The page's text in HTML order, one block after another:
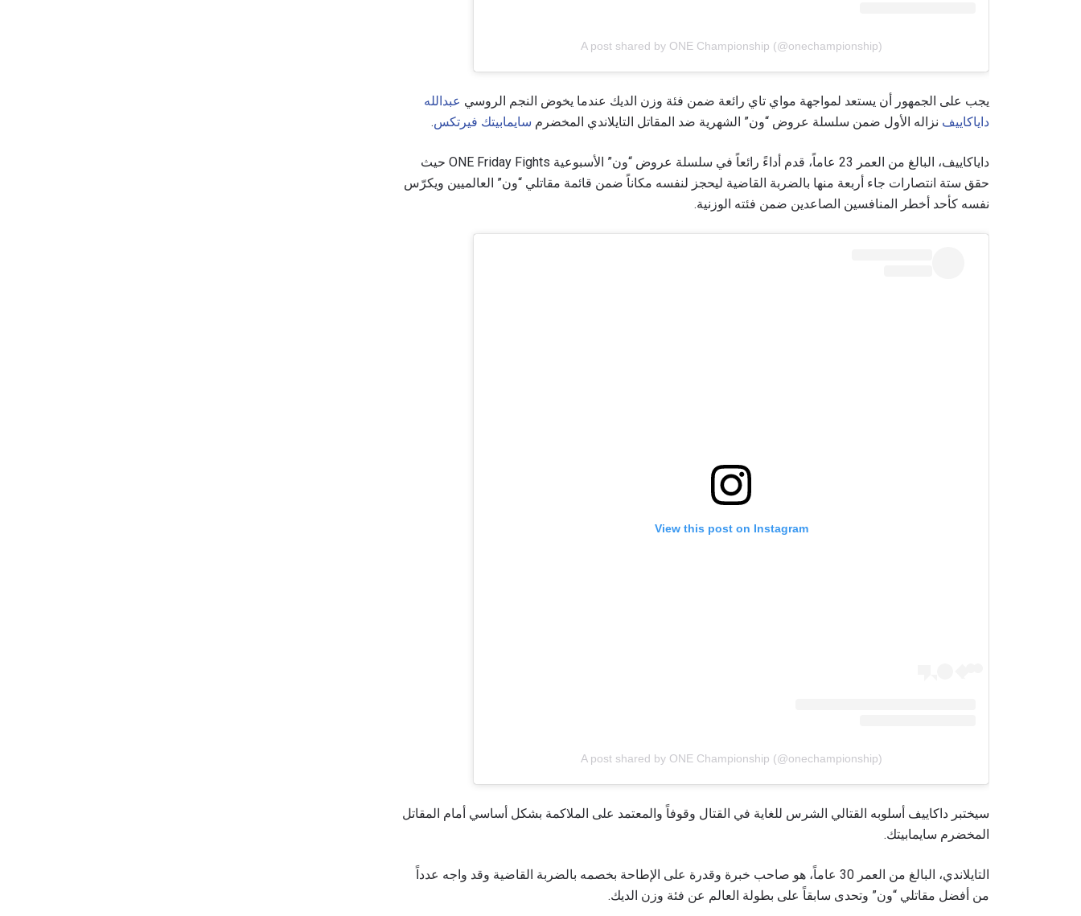
A post shared by ONE Championship (@onechampionship)
يجب على الجمهور أن يستعد لمواجهة مواي تاي رائعة ضمن فئة وزن الديك عندما يخوض النجم الروسي عبدالله
داياكاييف نزاله الأول ضمن سلسلة عروض “ون” الشهرية ضد المقاتل التايلاندي المخضرم سايمابيتك فيرتكس.
داياكاييف، البالغ من العمر 23 عاماً، قدم أداءً رائعاً في سلسلة عروض “ون” الأسبوعية ONE Friday Fights حيث
حقق ستة انتصارات جاء أربعة منها بالضربة القاضية ليحجز لنفسه مكاناً ضمن قائمة مقاتلي “ون” العالميين ويكرّس
نفسه كأحد أخطر المنافسين الصاعدين ضمن فئته الوزنية.
View this post on Instagram
A post shared by ONE Championship (@onechampionship)
سيختبر داكاييف أسلوبه القتالي الشرس للغاية في القتال وقوفاً والمعتمد على الملاكمة بشكل أساسي أمام المقاتل
المخضرم سايمابيتك.
التايلاندي، البالغ من العمر 30 عاماً، هو صاحب خبرة وقدرة على الإطاحة بخصمه بالضربة القاضية وقد واجه عدداً
من أفضل مقاتلي “ون” وتحدى سابقاً على بطولة العالم عن فئة وزن الديك.